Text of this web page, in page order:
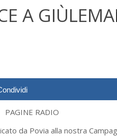
A
da Povia alla nostra